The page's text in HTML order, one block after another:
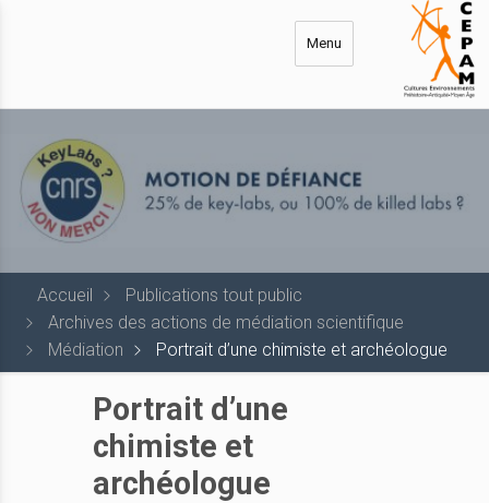
Menu
Accueil
Publications tout public
Archives des actions de médiation scientifique
Médiation
Portrait d’une chimiste et archéologue
Portrait d’une
chimiste et
archéologue